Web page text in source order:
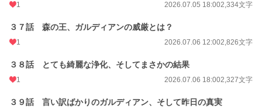
1 2026.07.05 18:002,334文字
３７話 森の王、ガルディアンの威厳とは？
1 2026.07.06 12:002,826文字
３８話 とても綺麗な浄化、そしてまさかの結果
1 2026.07.06 18:002,327文字
３９話 言い訳ばかりのガルディアン、そして昨日の真実